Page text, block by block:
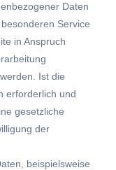
Daten
Service
in Anspruch
Ist die
erforderlich und
gesetzliche
der
beispielsweise